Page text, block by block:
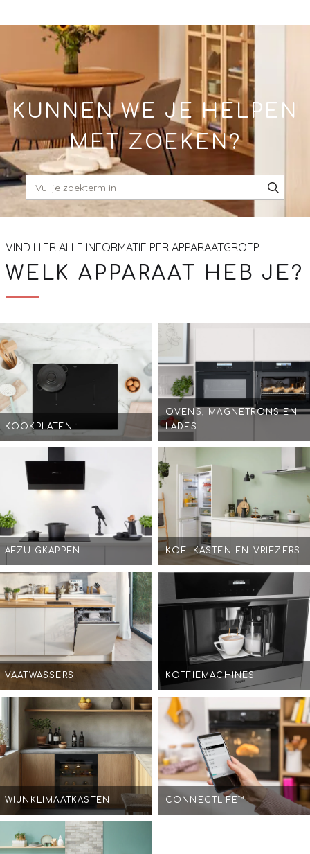
to
KUNNEN WE JE HELPEN
MET ZOEKEN?
VIND HIER ALLE INFORMATIE PER APPARAATGROEP
WELK APPARAAT HEB JE?
KOOKPLATEN
OVENS, MAGNETRONS EN
LADES
AFZUIGKAPPEN KOELKASTEN EN VRIEZERS
VAATWASSERS KOFFIEMACHINES
WIJNKLIMAATKASTEN CONNECTLIFE™